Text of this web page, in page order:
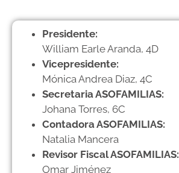
Presidente:
William Earle Aranda, 4D
Vicepresidente:
Mónica Andrea Diaz, 4C
Secretaria ASOFAMILIAS:
Johana Torres, 6C
Contadora ASOFAMILIAS:
Natalia Mancera
Revisor Fiscal ASOFAMILIAS:
Omar Jiménez